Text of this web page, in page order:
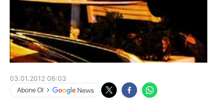
03.01.2012 06:03